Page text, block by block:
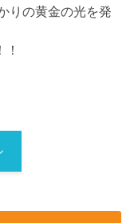
りの黄金の光を発